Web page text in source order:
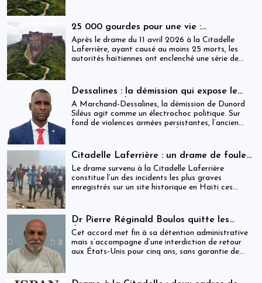
déploie une réalité institutionnelle fragilisée par
l’absence prolongée de gouvernance effective.
25 000 gourdes pour une vie :
arrestations, révocations et démission
après le drame de la Citadelle
Après le drame du 11 avril 2026 à la Citadelle
Laferrière, ayant causé au moins 25 morts, les
autorités haïtiennes ont enclenché une série de
USD) par victime est maintenue, ravivant les
critiques sur la gestion des catastrophes publiques.
Dessalines : la démission qui expose le
silence de l’État
À Marchand-Dessalines, la démission de Dunord
Siléus agit comme un électrochoc politique. Sur
fond de violences armées persistantes, l’ancien
désormais les capacités locales.
Citadelle Laferrière : un drame de foule
ayant fait plus de 25 morts, enquête en
cours et zones d’ombre persistantes
Le drame survenu à la Citadelle Laferrière
constitue l’un des incidents les plus graves
enregistrés sur un site historique en Haïti ces
Dr Pierre Réginald Boulos quitte les
États-Unis pour la Colombie après un
accord migratoire
Cet accord met fin à sa détention administrative
mais s’accompagne d’une interdiction de retour
aux États-Unis pour cinq ans, sans garantie de